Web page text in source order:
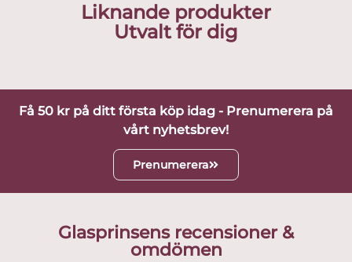
Liknande produkter
Utvalt för dig
Få 50 kr på ditt första köp idag - Prenumerera på
vårt nyhetsbrev!
Prenumerera
Glasprinsens recensioner &
omdömen